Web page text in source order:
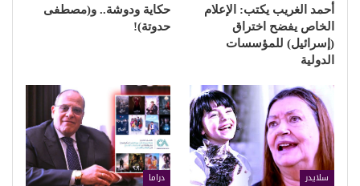
أحمد الغريب يكتب: الإعلام
الخاص يفضح اختراق
(إسرائيل) للمؤسسات
الدولية
حكاية ودوشة.. و(مصطفى
حدوتة)!
سلايدر دراما